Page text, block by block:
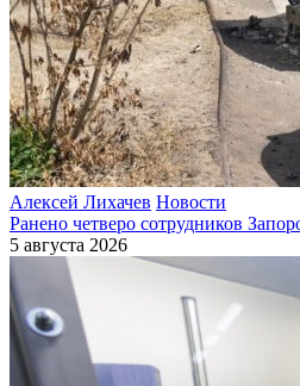
Алексей Лихачев Новости
Ранено четверо сотрудников
5 августа 2026